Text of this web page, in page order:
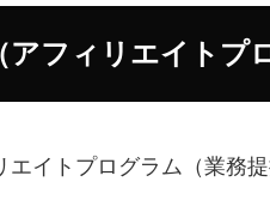
フィリエイトプ
イトプログラム（業務